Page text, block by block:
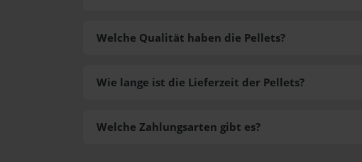
Welche Zahlungsarten gibt es?
Welche Qualität haben die Pellets?
Wie lange ist die Lieferzeit der Pellets?